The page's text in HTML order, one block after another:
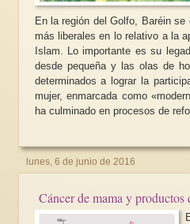
En la región del Golfo, Baréin
más liberales en lo relativo a la
Islam. Lo importante es su
desde pequeña y las olas de
determinados a lograr la
mujer, enmarcada como
ha culminado en procesos de
lunes, 6 de junio de 2016
Cáncer de mama y productos